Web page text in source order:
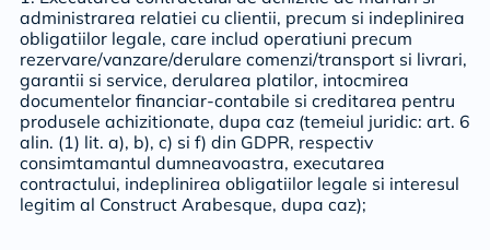
administrarea relatiei cu clientii, precum si indeplinirea
obligatiilor legale, care includ operatiuni precum
rezervare/vanzare/derulare comenzi/transport si livrari,
garantii si service, derularea platilor, intocmirea
documentelor financiar-contabile si creditarea pentru
produsele achizitionate, dupa caz (temeiul juridic: art. 6
alin. (1) lit. a), b), c) si f) din GDPR, respectiv
consimtamantul dumneavoastra, executarea
contractului, indeplinirea obligatiilor legale si interesul
legitim al Construct Arabesque, dupa caz);